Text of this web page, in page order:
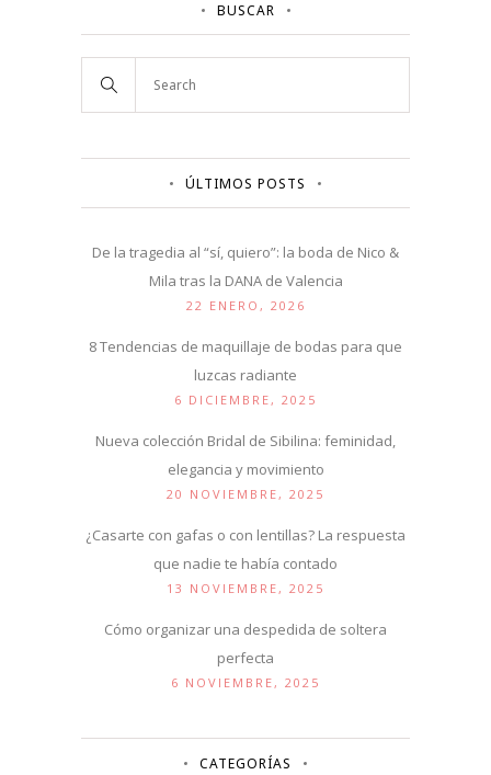
BUSCAR
ÚLTIMOS POSTS
De la tragedia al “sí, quiero”: la boda de Nico &
Mila tras la DANA de Valencia
22 ENERO, 2026
8 Tendencias de maquillaje de bodas para que
luzcas radiante
6 DICIEMBRE, 2025
Nueva colección Bridal de Sibilina: feminidad,
elegancia y movimiento
20 NOVIEMBRE, 2025
¿Casarte con gafas o con lentillas? La respuesta
que nadie te había contado
13 NOVIEMBRE, 2025
Cómo organizar una despedida de soltera
perfecta
6 NOVIEMBRE, 2025
CATEGORÍAS